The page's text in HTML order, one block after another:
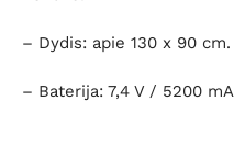
– Dydis: apie 130 x 90 cm.
– Baterija: 7,4 V / 5200